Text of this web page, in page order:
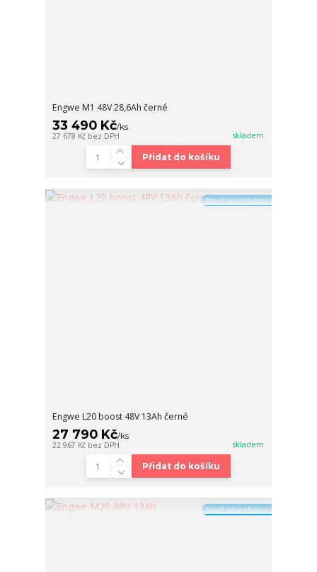
Engwe M1 48V 28,6Ah černé
33 490 Kč/ks
27 678 Kč bez DPH skladem
Přidat do košíku
Nově na e-shopu
Engwe L20 boost 48V 13Ah černé
27 790 Kč/ks
22 967 Kč bez DPH skladem
Přidat do košíku
Nově na e-shopu